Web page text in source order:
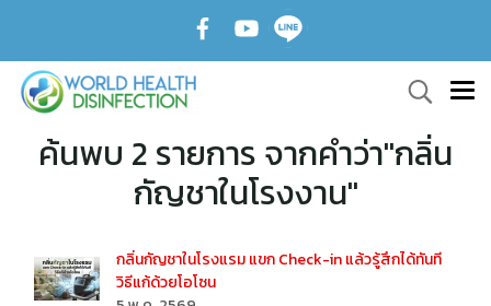
ค้นพบ 2 รายการ จากคำว่า"กลิ่น
กัญชาในโรงงาน"
กลิ่นกัญชาในโรงแรม แขก Check-in แล้วรู้สึกได้ทันที
วิธีแก้ด้วยโอโซน